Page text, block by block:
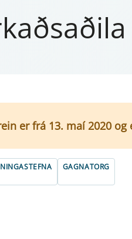
er frá 13. maí 2020
GAGNATORG